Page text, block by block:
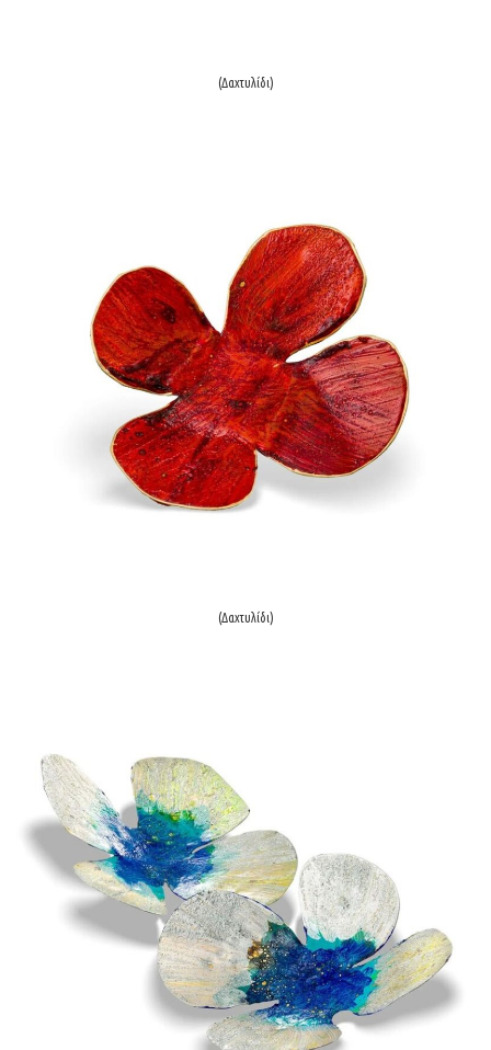
(Δαxτυλίδι)
(Δαxτυλίδι)